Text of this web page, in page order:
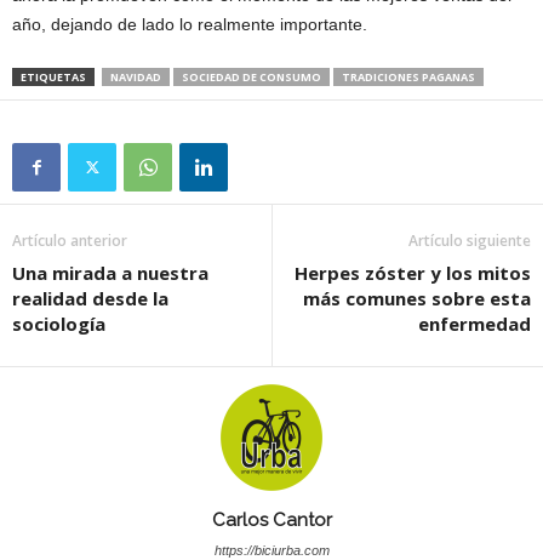
año, dejando de lado lo realmente importante.
ETIQUETAS NAVIDAD SOCIEDAD DE CONSUMO TRADICIONES PAGANAS
Artículo anterior
Una mirada a nuestra
realidad desde la
sociología
Artículo siguiente
Herpes zóster y los mitos
más comunes sobre esta
enfermedad
Carlos Cantor
https://biciurba.com